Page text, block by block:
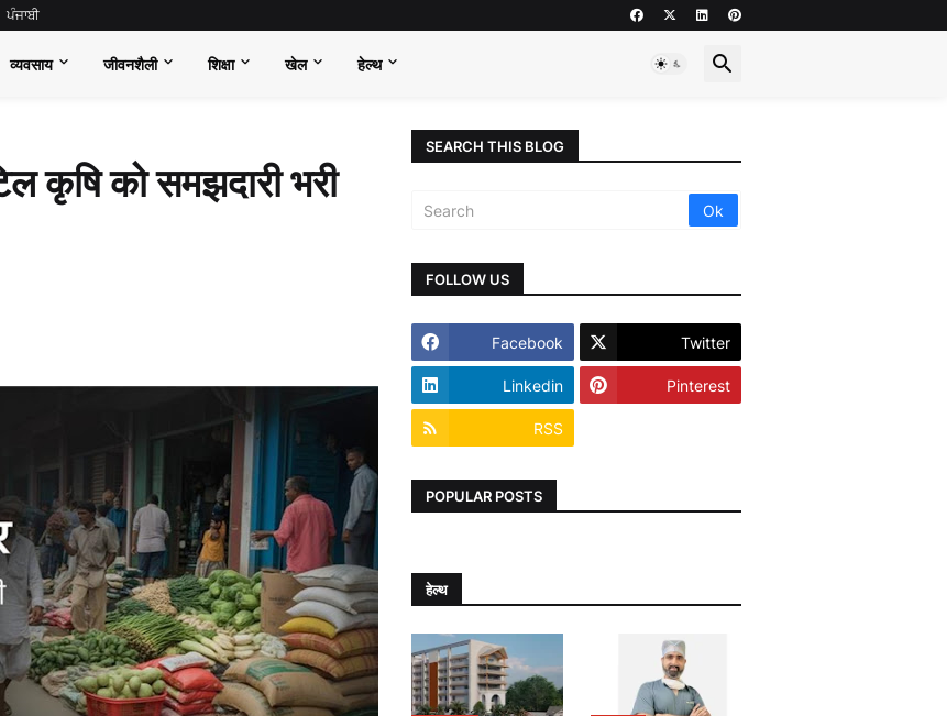
ਪੰਜਾਬੀ
व्यवसाय जीवनशैली शिक्षा खेल हेल्थ
कृषि को समझदारी भरी
SEARCH THIS BLOG
FOLLOW US
Facebook Twitter
Linkedin Pinterest
RSS
POPULAR POSTS
हेल्थ